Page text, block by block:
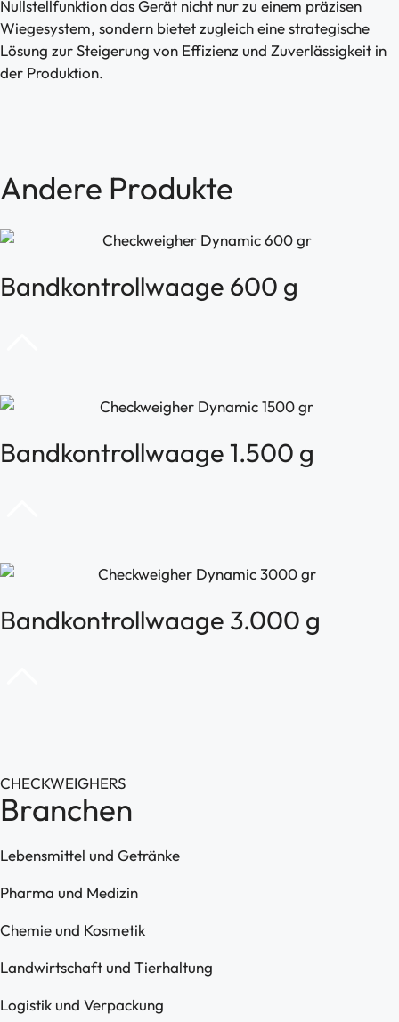
Nullstellfunktion das Gerät nicht nur zu einem präzisen
Wiegesystem, sondern bietet zugleich eine strategische
Lösung zur Steigerung von Effizienz und Zuverlässigkeit in
der Produktion.
Andere Produkte
Bandkontrollwaage 600 g
Bandkontrollwaage 1.500 g
Bandkontrollwaage 3.000 g
CHECKWEIGHERS
Branchen
Lebensmittel und Getränke
Pharma und Medizin
Chemie und Kosmetik
Landwirtschaft und Tierhaltung
Logistik und Verpackung